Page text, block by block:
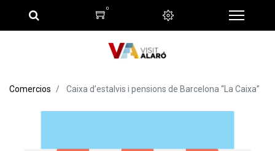
0
Comercios Caixa d’estalvis i pensions de Barcelona “La Caixa”